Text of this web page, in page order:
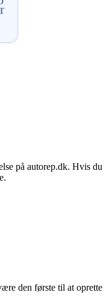
på autorep.dk. Hvis
den første til at oprette